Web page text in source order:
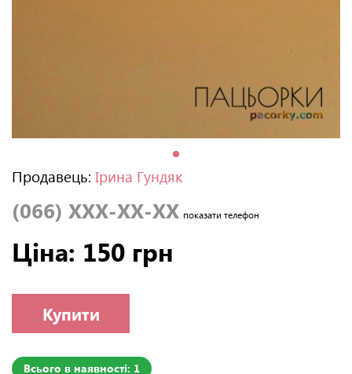
Продавець: Ірина Гундяк
(066) XXX-XX-XX показати телефон
Ціна: 150 грн
Купити
Всього в наявності: 1